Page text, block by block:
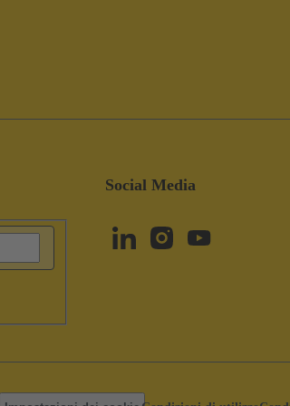
Social Media